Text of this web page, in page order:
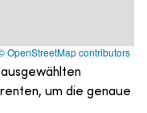
OpenStreetMap contributors
um die genaue